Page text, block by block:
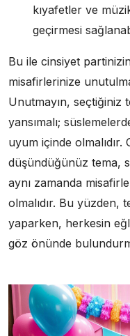
kıyafetler ve
geçirmesi
Bu ile cinsiyet
misafirlerinize
Unutmayın, seçtiğiniz
yansımalı;
uyum içinde olmalıdır.
düşündüğünüz tema,
aynı zamanda
olmalıdır. Bu yüzden,
yaparken, herkesin
göz önünde